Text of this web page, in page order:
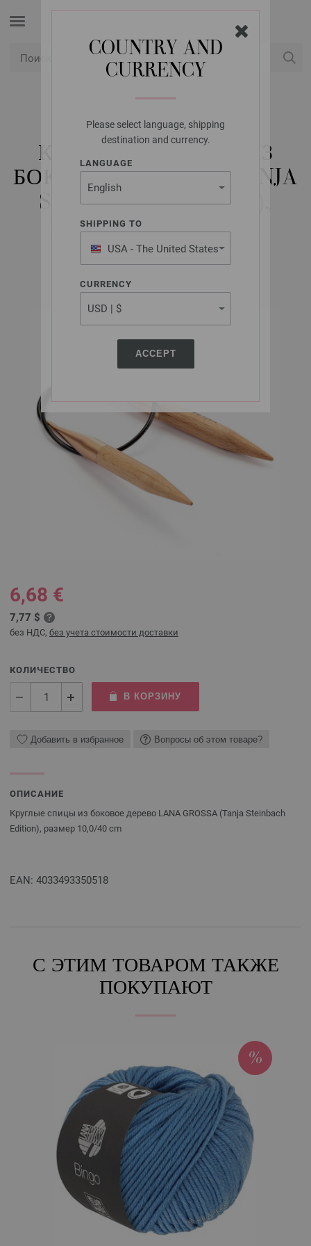
COUNTRY AND
CURRENCY
Please select language, shipping
destination and currency.
LANGUAGE
SHIPPING TO
USA - The United States
of America
CURRENCY
ACCEPT
LANA GROSSA
КРУГЛЫЕ СПИЦЫ ИЗ
БОКОВОЕ ДЕРЕВО (TANJA
STEINBACH EDITION),
РАЗМЕР 10,0/40 CM
6,68 €
7,77 $
без НДС, без учета стоимости доставки
КОЛИЧЕСТВО
В КОРЗИНУ
Добавить в избранное Вопросы об этом товаре?
ОПИСАНИЕ
Круглые спицы из боковое дерево LANA GROSSA (Tanja Steinbach
Edition), размер 10,0/40 cm
EAN: 4033493350518
С ЭТИМ ТОВАРОМ ТАКЖЕ
ПОКУПАЮТ